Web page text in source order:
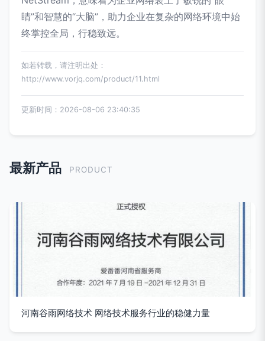
睛”和智慧的“大脑”，助力企业在复杂的网络环境中始
终掌控全局，行稳致远。
如若转载，请注明出处：
http://www.vorjq.com/product/11.html
更新时间：2026-08-06 23:40:35
最新产品 PRODUCT
河南谷雨网络技术 网络技术服务行业的稳健力量